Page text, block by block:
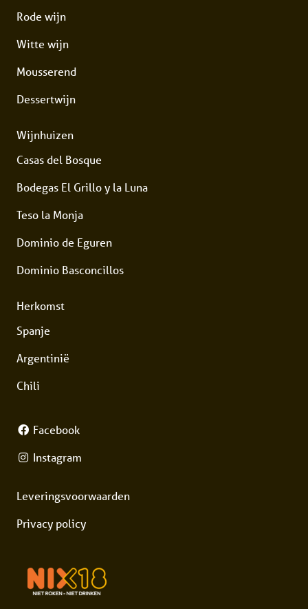
Rode wijn
Witte wijn
Mousserend
Dessertwijn
Wijnhuizen
Casas del Bosque
Bodegas El Grillo y la Luna
Teso la Monja
Dominio de Eguren
Dominio Basconcillos
Herkomst
Spanje
Argentinië
Chili
Facebook
Instagram
Leveringsvoorwaarden
Privacy policy